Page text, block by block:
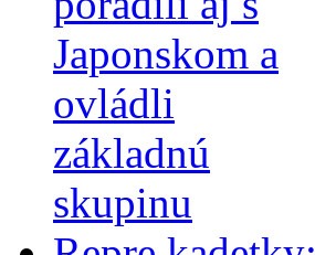
Japonskom a
ovládli
základnú
skupinu